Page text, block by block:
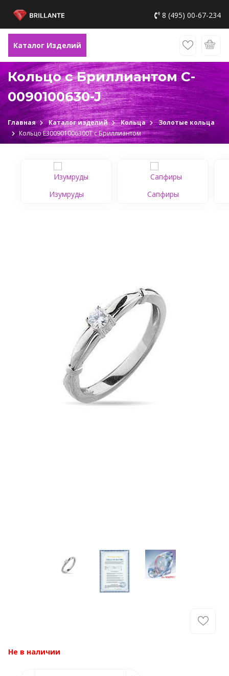
8 (495) 00-67-234
Каталог Изделий
Кольцо с Бриллиантом C-
0090100630-J
Главная Каталог изделий Кольца
Золотые кольца
Кольцо Е300901006300Т c Бриллиантом
Изумруды Сапфиры
Не в наличии